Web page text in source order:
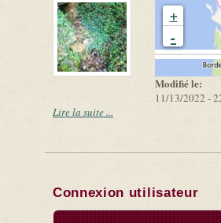
+
-
Modifié le:
11/13/2022 -
Lire la suite ...
Connexion utilisateur